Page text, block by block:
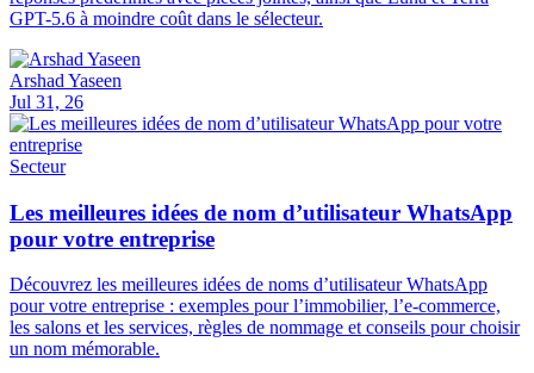
GPT-5.6 à moindre coût dans le sélecteur.
Arshad Yaseen
Jul 31, 26
Secteur
Les meilleures idées de nom d’utilisateur WhatsApp
pour votre entreprise
Découvrez les meilleures idées de noms d’utilisateur WhatsApp
pour votre entreprise : exemples pour l’immobilier, l’e-commerce,
les salons et les services, règles de nommage et conseils pour choisir
un nom mémorable.